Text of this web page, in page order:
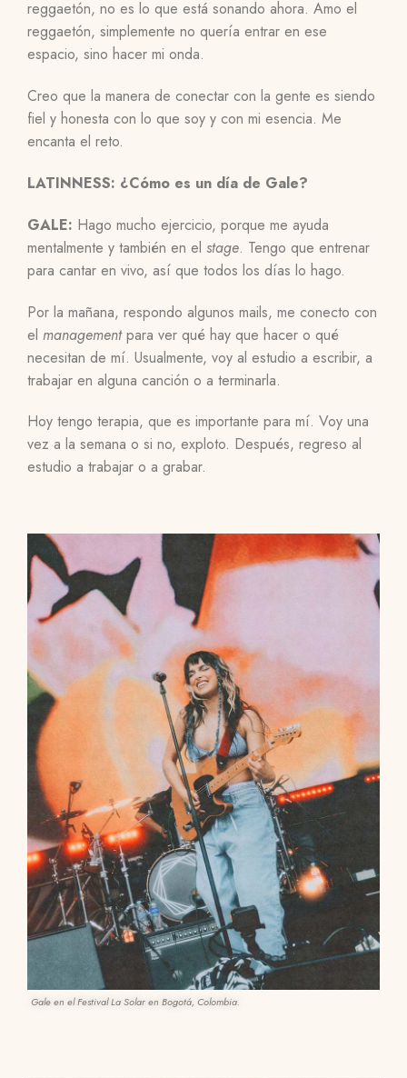
reggaetón, no es lo que está sonando ahora. Amo el
reggaetón, simplemente no quería entrar en ese
espacio, sino hacer mi onda.
Creo que la manera de conectar con la gente es siendo
fiel y honesta con lo que soy y con mi esencia. Me
encanta el reto.
LATINNESS: ¿Cómo es un día de Gale?
GALE: Hago mucho ejercicio, porque me ayuda
mentalmente y también en el stage. Tengo que entrenar
para cantar en vivo, así que todos los días lo hago.
Por la mañana, respondo algunos mails, me conecto con
el managementpara ver qué hay que hacer o qué
necesitan de mí. Usualmente, voy al estudio a escribir, a
trabajar en alguna canción o a terminarla.
Hoy tengo terapia, que es importante para mí. Voy una
vez a la semana o si no, exploto. Después, regreso al
estudio a trabajar o a grabar.
Gale en el Festival La Solar en Bogotá, Colombia.